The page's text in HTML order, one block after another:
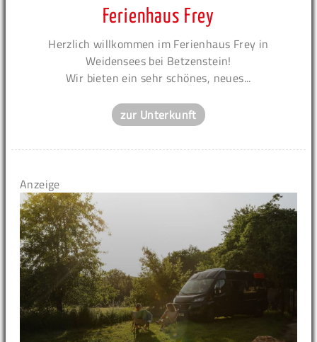
Ferienhaus Frey
Herzlich willkommen im Ferienhaus Frey in
Weidensees bei Betzenstein!
Wir bieten ein sehr schönes, neues...
zur Unterkunft
Anzeige